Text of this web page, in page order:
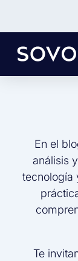
En el
análisis
tecnología
Te